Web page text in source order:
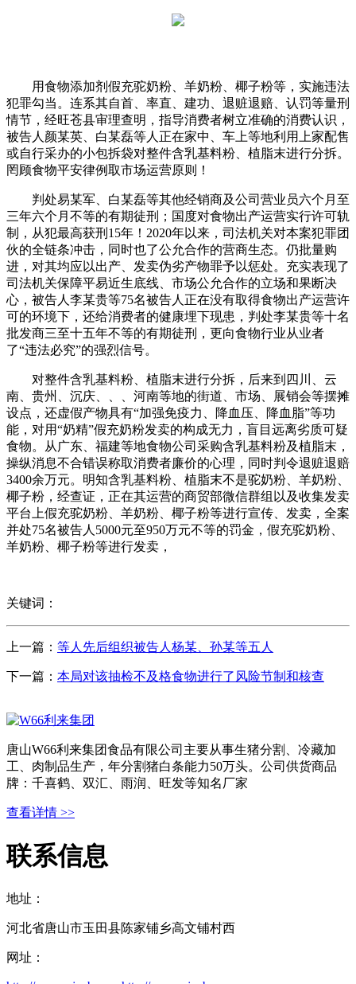
用食物添加剂假充驼奶粉、羊奶粉、椰子粉等，实施违法
犯罪勾当。连系其自首、率直、建功、退赃退赔、认罚等量刑
情节，经旺苍县审理查明，指导消费者树立准确的消费认识，
被告人颜某英、白某磊等人正在家中、车上等地利用上家配售
或自行采办的小包拆袋对整件含乳基料粉、植脂末进行分拆。
罔顾食物平安律例取市场运营原则！
判处易某军、白某磊等其他经销商及公司营业员六个月至
三年六个月不等的有期徒刑；国度对食物出产运营实行许可轨
制，从犯最高获刑15年！2020年以来，司法机关对本案犯罪团
伙的全链条冲击，同时也了公允合作的营商生态。仍批量购
进，对其均应以出产、发卖伪劣产物罪予以惩处。充实表现了
司法机关保障平易近生底线、市场公允合作的立场和果断决
心，被告人李某贵等75名被告人正在没有取得食物出产运营许
可的环境下，还给消费者的健康埋下现患，判处李某贵等十名
批发商三至十五年不等的有期徒刑，更向食物行业从业者
了“违法必究”的强烈信号。
对整件含乳基料粉、植脂末进行分拆，后来到四川、云
南、贵州、沉庆、、、河南等地的街道、市场、展销会等摆摊
设点，还虚假产物具有“加强免疫力、降血压、降血脂”等功
能，对用“奶精”假充奶粉发卖的构成无力，盲目远离劣质可疑
食物。从广东、福建等地食物公司采购含乳基料粉及植脂末，
操纵消息不合错误称取消费者廉价的心理，同时判令退赃退赔
3400余万元。明知含乳基料粉、植脂末不是驼奶粉、羊奶粉、
椰子粉，经查证，正在其运营的商贸部微信群组以及收集发卖
平台上假充驼奶粉、羊奶粉、椰子粉等进行宣传、发卖，全案
并处75名被告人5000元至950万元不等的罚金，假充驼奶粉、
羊奶粉、椰子粉等进行发卖，
关键词：
上一篇： 等人先后组织被告人杨某、孙某等五人
下一篇： 本局对该抽检不及格食物进行了风险节制和核查
唐山W66利来集团食品有限公司主要从事生猪分割、冷藏加
工、肉制品生产，年分割猪白条能力50万头。公司供货商品
牌：千喜鹤、双汇、雨润、旺发等知名厂家
查看详情 >>
联系信息
地址：
河北省唐山市玉田县陈家铺乡高文铺村西
网址：